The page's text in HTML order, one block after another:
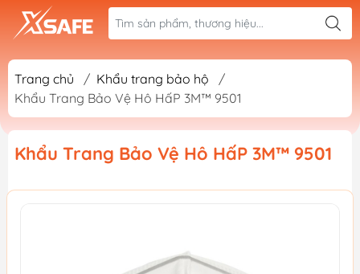
Trang chủ / Khẩu trang bảo hộ
/
Khẩu Trang Bảo Vệ Hô HấP 3M™ 9501
Khẩu Trang Bảo Vệ Hô HấP 3M™ 9501